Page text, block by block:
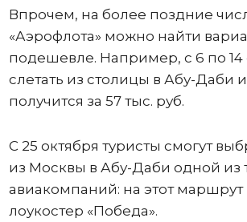
Впрочем, на более поздние
«Аэрофлота» можно найти
подешевле. Например, с 6 по 14
слетать из столицы в Абу-Даби
получится за 57 тыс. руб.
С 25 октября туристы смогут
из Москвы в Абу-Даби одной из
авиакомпаний: на этот
лоукостер «Победа».